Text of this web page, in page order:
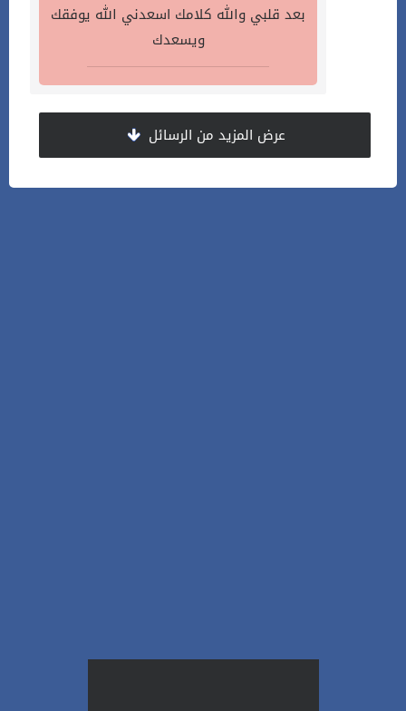
بعد قلبي والله كلامك اسعدني الله يوفقك
ويسعدك
عرض المزيد من الرسائل